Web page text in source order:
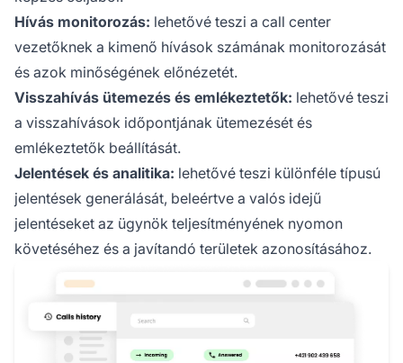
Hívás monitorozás: lehetővé teszi a call center
vezetőknek a kimenő hívások számának monitorozását
és azok minőségének előnézetét.
Visszahívás ütemezés és emlékeztetők: lehetővé teszi
a visszahívások időpontjának ütemezését és
emlékeztetők beállítását.
Jelentések és analitika: lehetővé teszi különféle típusú
jelentések generálását, beleértve a valós idejű
jelentéseket az ügynök teljesítményének nyomon
követéséhez és a javítandó területek azonosításához.